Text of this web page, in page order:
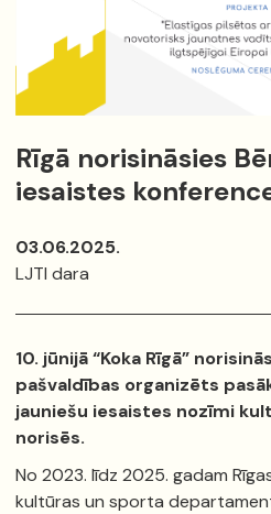
Rīgā norisināsies
iesaistes
03.06.2025.
LJTI dara
10. jūnijā “Koka Rīgā”
pašvaldības organizēts
jauniešu iesaistes nozīmi
norisēs.
No 2023. līdz 2025. gadam
kultūras un sporta